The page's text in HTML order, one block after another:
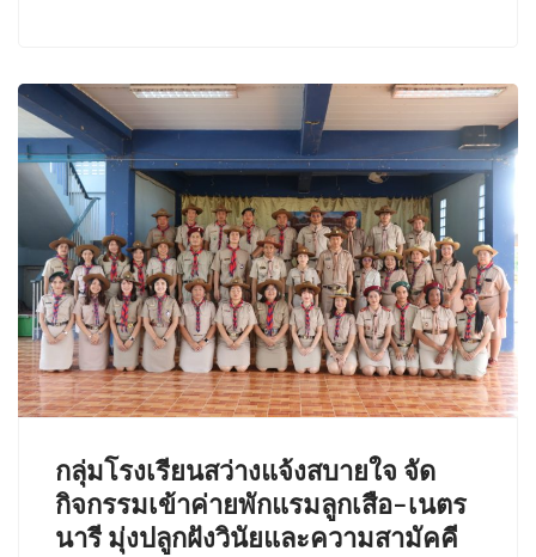
กลุ่มโรงเรียนสว่างแจ้งสบายใจ จัด
กิจกรรมเข้าค่ายพักแรมลูกเสือ-เนตร
นารี มุ่งปลูกฝังวินัยและความสามัคคี